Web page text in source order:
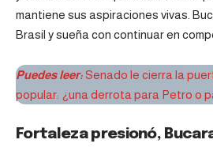
mantiene sus aspiraciones vivas.
Brasil y sueña con continuar en
Puedes leer:Senado le cierra la
popular: ¿una derrota para Petro o
Fortaleza presionó,